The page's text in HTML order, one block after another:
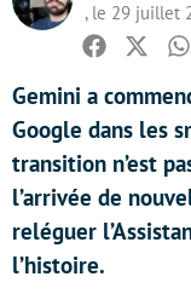
, le 29 juillet
Facebook
Twitter
Gemini a
Google dans les
transition n’est
l’arrivée de
reléguer
l’histoire.